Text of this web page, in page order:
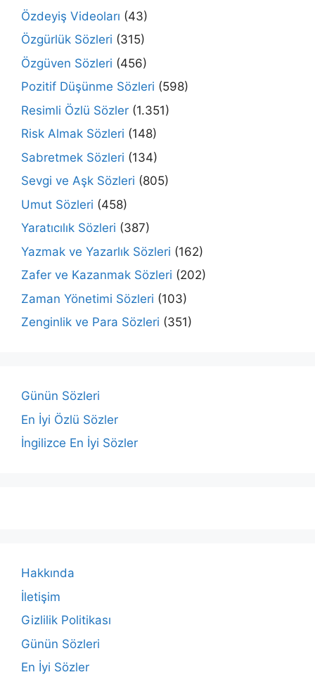
Özdeyiş Videoları (43)
Özgürlük Sözleri (315)
Özgüven Sözleri (456)
Pozitif Düşünme Sözleri (598)
Resimli Özlü Sözler (1.351)
Risk Almak Sözleri (148)
Sabretmek Sözleri (134)
Sevgi ve Aşk Sözleri (805)
Umut Sözleri (458)
Yaratıcılık Sözleri (387)
Yazmak ve Yazarlık Sözleri (162)
Zafer ve Kazanmak Sözleri (202)
Zaman Yönetimi Sözleri (103)
Zenginlik ve Para Sözleri (351)
Günün Sözleri
En İyi Özlü Sözler
İngilizce En İyi Sözler
Hakkında
İletişim
Gizlilik Politikası
Günün Sözleri
En İyi Sözler